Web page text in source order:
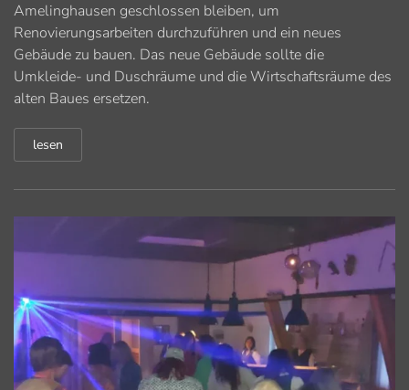
Amelinghausen geschlossen bleiben, um
Renovierungsarbeiten durchzuführen und ein neues
Gebäude zu bauen. Das neue Gebäude sollte die
Umkleide- und Duschräume und die Wirtschaftsräume des
alten Baues ersetzen.
lesen